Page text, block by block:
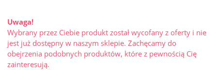
Uwaga!
Wybrany przez Ciebie produkt został wycofany z oferty i nie
jest już dostępny w naszym sklepie. Zachęcamy do
obejrzenia podobnych produktów, które z pewnością Cię
zainteresują.